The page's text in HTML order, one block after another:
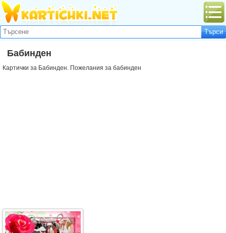
Бабинден
Картички за Бабинден. Пожелания за бабинден